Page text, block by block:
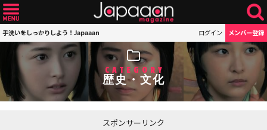
手洗いをしっかりしよう！Japaaan ログイン メンバー登録
CATEGORY
歴史・文化
スポンサーリンク